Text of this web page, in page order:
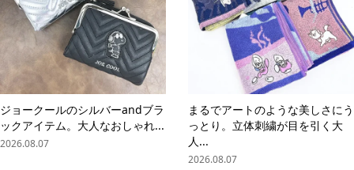
ジョークールのシルバーandブラ
ックアイテム。大人なおしゃれ...
2026.08.07
まるでアートのような美しさにう
っとり。立体刺繍が目を引く大
人...
2026.08.07